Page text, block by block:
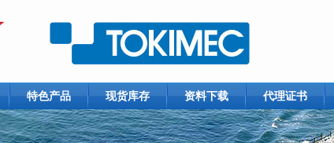
特色产品 现货库存 资料下载 代理证书